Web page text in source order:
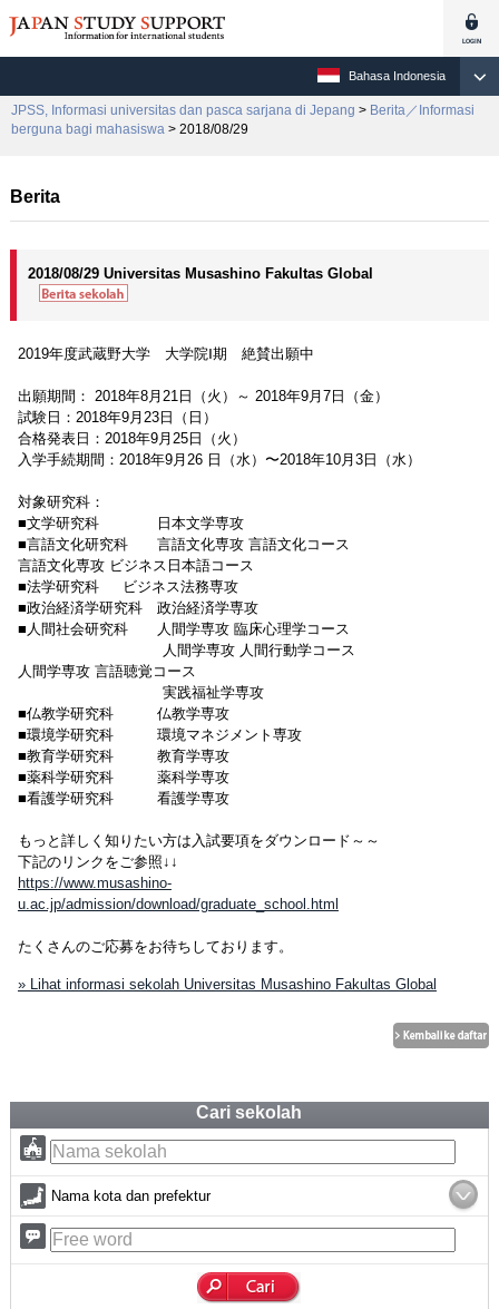
Bahasa Indonesia
JPSS, Informasi universitas dan pasca sarjana di Jepang > Berita／Informasi
berguna bagi mahasiswa > 2018/08/29
Berita
2018/08/29 Universitas Musashino Fakultas Global
2019年度武蔵野大学 大学院Ⅰ期 絶賛出願中
出願期間： 2018年8月21日（火）～ 2018年9月7日（金）
試験日：2018年9月23日（日）
合格発表日：2018年9月25日（火）
入学手続期間：2018年9月26 日（水）〜2018年10月3日（水）
対象研究科：
■文学研究科 日本文学専攻
■言語文化研究科 言語文化専攻 言語文化コース
言語文化専攻 ビジネス日本語コース
■法学研究科 ビジネス法務専攻
■政治経済学研究科 政治経済学専攻
■人間社会研究科 人間学専攻 臨床心理学コース
人間学専攻 人間行動学コース
人間学専攻 言語聴覚コース
実践福祉学専攻
■仏教学研究科 仏教学専攻
■環境学研究科 環境マネジメント専攻
■教育学研究科 教育学専攻
■薬科学研究科 薬科学専攻
■看護学研究科 看護学専攻
もっと詳しく知りたい方は入試要項をダウンロード～～
下記のリンクをご参照↓↓
https://www.musashino-
u.ac.jp/admission/download/graduate_school.html
たくさんのご応募をお待ちしております。
» Lihat informasi sekolah Universitas Musashino Fakultas Global
Cari sekolah
Nama kota dan prefektur